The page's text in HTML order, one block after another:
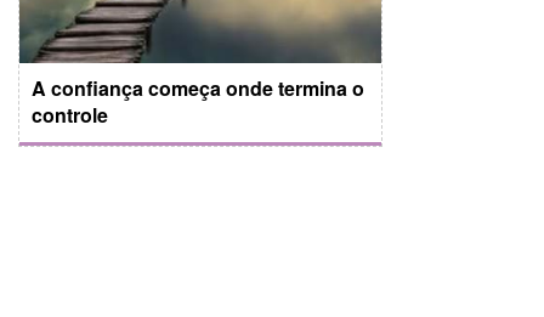
A confiança começa onde termina o
controle